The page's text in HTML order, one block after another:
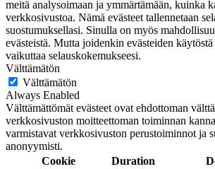
meitä analysoimaan ja ymmärtämään, kuinka
verkkosivustoa. Nämä evästeet tallennetaan
suostumuksellasi. Sinulla on myös
evästeistä. Mutta joidenkin evästeiden
vaikuttaa selauskokemukseesi.
Välttämätön
Välttämätön
Always Enabled
Välttämättömät evästeet ovat ehdottoman
verkkosivuston moitteettoman toiminnan
varmistavat verkkosivuston perustoiminnot ja
anonyymisti.
Cookie
Duration